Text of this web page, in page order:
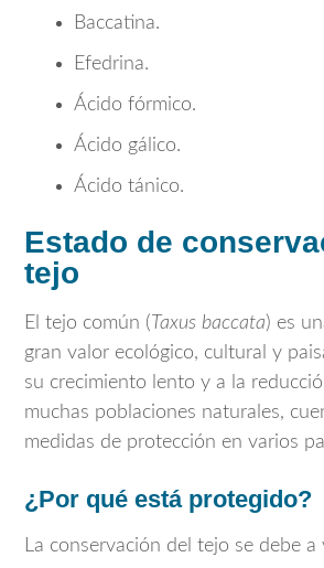
Baccatina.
Efedrina.
Ácido fórmico.
Ácido gálico.
Ácido tánico.
Estado de
tejo
El tejo común ( Taxus baccata) es
gran valor ecológico, cultural y
su crecimiento lento y a la
muchas poblaciones naturales,
medidas de protección en varios
¿Por qué está protegido?
La conservación del tejo se debe a